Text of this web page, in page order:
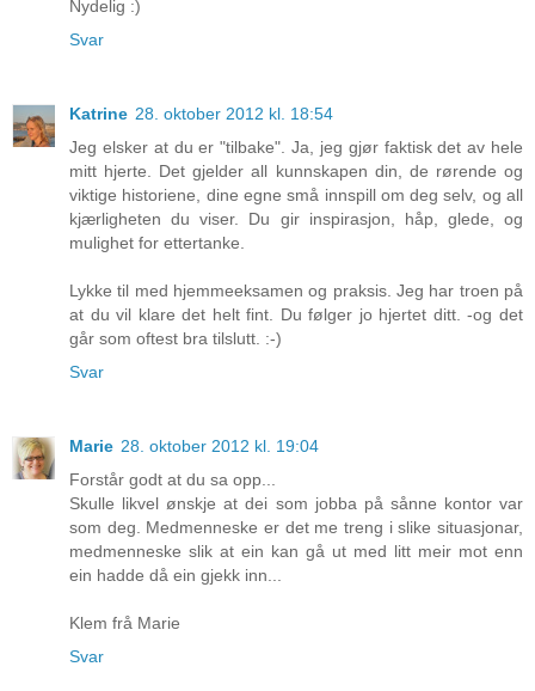
Nydelig :)
Svar
Katrine 28. oktober 2012 kl. 18:54
Jeg elsker at du er "tilbake". Ja, jeg gjør faktisk det av hele
mitt hjerte. Det gjelder all kunnskapen din, de rørende og
viktige historiene, dine egne små innspill om deg selv, og all
kjærligheten du viser. Du gir inspirasjon, håp, glede, og
mulighet for ettertanke.
Lykke til med hjemmeeksamen og praksis. Jeg har troen på
at du vil klare det helt fint. Du følger jo hjertet ditt. -og det
går som oftest bra tilslutt. :-)
Svar
Marie 28. oktober 2012 kl. 19:04
Forstår godt at du sa opp...
Skulle likvel ønskje at dei som jobba på sånne kontor var
som deg. Medmenneske er det me treng i slike situasjonar,
medmenneske slik at ein kan gå ut med litt meir mot enn
ein hadde då ein gjekk inn...
Klem frå Marie
Svar